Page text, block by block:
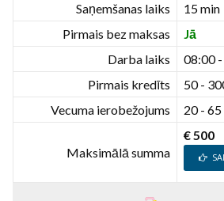
Saņemšanas laiks
15 min
Pirmais bez maksas
Jā
Darba laiks
08:00
Pirmais kredīts
50 -
Vecuma ierobežojums
20 -
Maksimālā summa
€ 500